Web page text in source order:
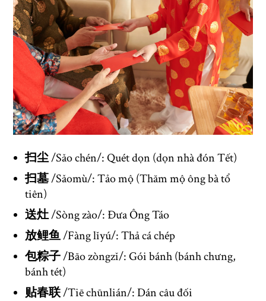
扫尘/Sǎo chén/: Quét dọn (dọn nhà đón Tết)
扫墓/Sǎomù/: Tảo mộ (Thăm mộ ông bà tổ
tiên)
送灶/Sòng zào/: Đưa Ông Táo
放鲤鱼/Fàng lǐyú/: Thả cá chép
包粽子/Bāo zòngzǐ/: Gói bánh (bánh chưng,
bánh tét)
贴春联/Tiē chūnlián/: Dán câu đối